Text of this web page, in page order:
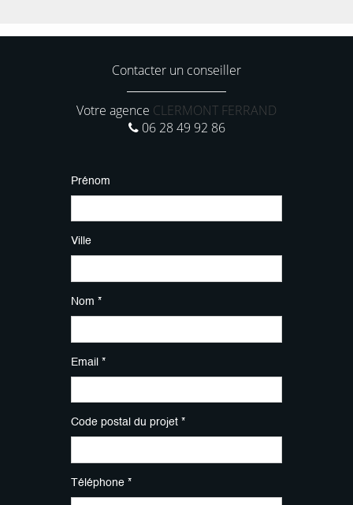
Contacter un conseiller
Votre agence CLERMONT FERRAND
06 28 49 92 86
Prénom
Ville
Nom *
Email *
Code postal du projet *
Téléphone *